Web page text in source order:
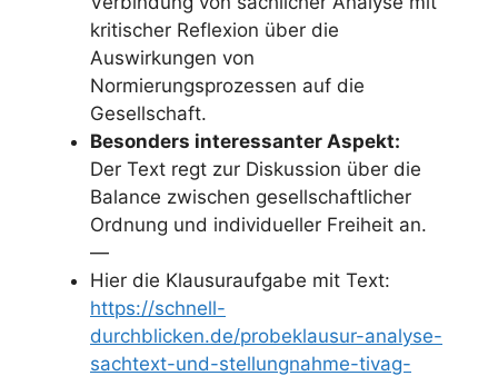
kritischer Reflexion über die
Auswirkungen von
Normierungsprozessen auf die
Gesellschaft.​
Besonders interessanter Aspekt:
Der Text regt zur Diskussion über die
Balance zwischen gesellschaftlicher
Ordnung und individueller Freiheit an.​
—
Hier die Klausuraufgabe mit Text:
https://schnell-
durchblicken.de/probeklausur-analyse-
sachtext-und-stellungnahme-tivag-